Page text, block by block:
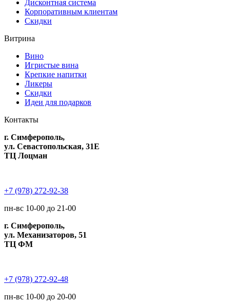
Дисконтная система
Корпоративным клиентам
Скидки
Витрина
Вино
Игристые вина
Крепкие напитки
Ликеры
Скидки
Идеи для подарков
Контакты
г. Симферополь,
ул. Севастопольская, 31Е
ТЦ Лоцман
+7 (978) 272-92-38
пн-вс 10-00 до 21-00
г. Симферополь,
ул. Механизаторов, 51
ТЦ ФМ
+7 (978) 272-92-48
пн-вс 10-00 до 20-00